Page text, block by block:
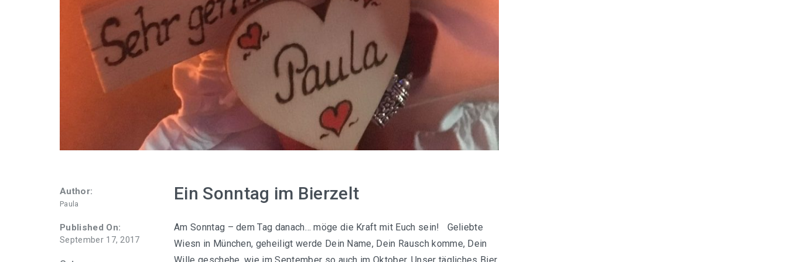
Author:
Paula
Published On:
September 17, 2017
Ein Sonntag im Bierzelt
Am Sonntag – dem Tag danach… möge die Kraft mit Euch sein! Geliebte
Wiesn in München, geheiligt werde Dein Name, Dein Rausch komme, Dein
Wille geschehe, wie im September so auch im Oktober. Unser tägliches Bier